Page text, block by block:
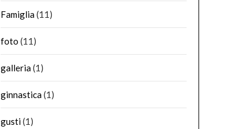
Famiglia(11)
foto (11)
galleria(1)
ginnastica(1)
gusti(1)